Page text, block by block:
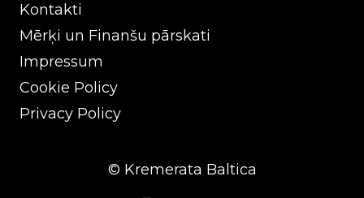
Kontakti
Mērķi un Finanšu pārskati
Impressum
Cookie Policy
Privacy Policy
© Kremerata Baltica